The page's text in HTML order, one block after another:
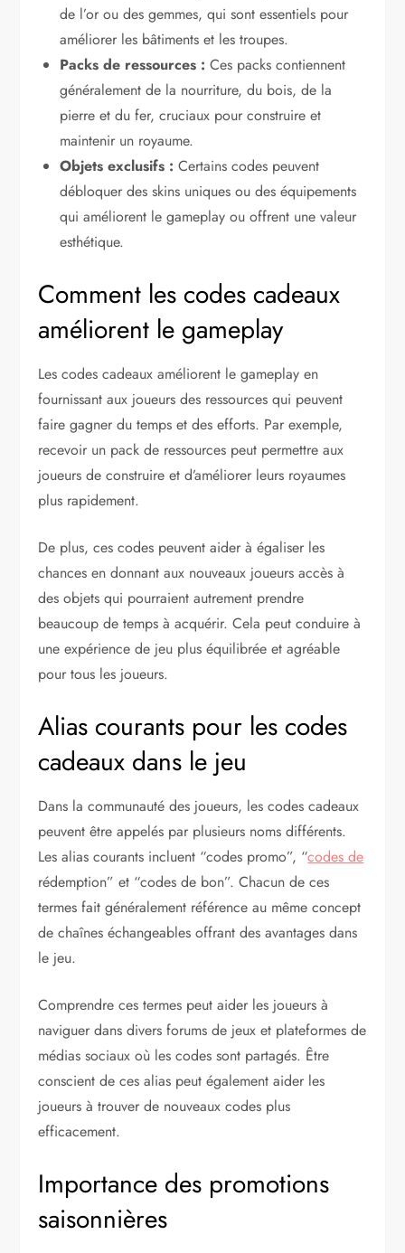
de l’or ou des gemmes, qui sont essentiels pour
améliorer les bâtiments et les troupes.
Packs de ressources : Ces packs contiennent
généralement de la nourriture, du bois, de la
pierre et du fer, cruciaux pour construire et
maintenir un royaume.
Objets exclusifs : Certains codes peuvent
débloquer des skins uniques ou des équipements
qui améliorent le gameplay ou offrent une valeur
esthétique.
Comment les codes cadeaux
améliorent le gameplay
Les codes cadeaux améliorent le gameplay en
fournissant aux joueurs des ressources qui peuvent
faire gagner du temps et des efforts. Par exemple,
recevoir un pack de ressources peut permettre aux
joueurs de construire et d’améliorer leurs royaumes
plus rapidement.
De plus, ces codes peuvent aider à égaliser les
chances en donnant aux nouveaux joueurs accès à
des objets qui pourraient autrement prendre
beaucoup de temps à acquérir. Cela peut conduire à
une expérience de jeu plus équilibrée et agréable
pour tous les joueurs.
Alias courants pour les codes
cadeaux dans le jeu
Dans la communauté des joueurs, les codes cadeaux
peuvent être appelés par plusieurs noms différents.
Les alias courants incluent “codes promo”, “codes de
rédemption” et “codes de bon”. Chacun de ces
termes fait généralement référence au même concept
de chaînes échangeables offrant des avantages dans
le jeu.
Comprendre ces termes peut aider les joueurs à
naviguer dans divers forums de jeux et plateformes de
médias sociaux où les codes sont partagés. Être
conscient de ces alias peut également aider les
joueurs à trouver de nouveaux codes plus
efficacement.
Importance des promotions
saisonnières